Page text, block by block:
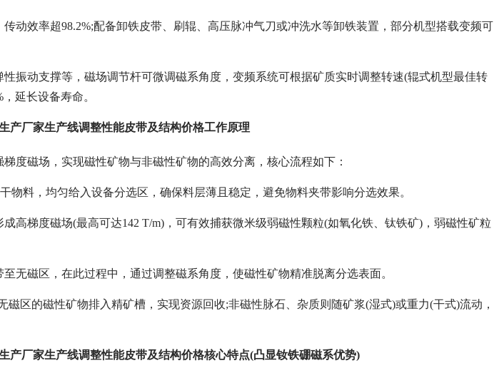
动效率超98.2%;配备卸铁皮带、刷辊、高压脉冲气刀或冲洗水等卸铁装置，部分机型搭载变频可
振动支撑等，磁场调节杆可微调磁系角度，变频系统可根据矿质实时调整转速(辊式机型最佳转
延长设备寿命。
产厂家生产线调整性能皮带及结构价格工作原理
度磁场，实现磁性矿物与非磁性矿物的高效分离，核心流程如下：
物料，均匀给入设备分选区，确保料层薄且稳定，避免物料夹带影响分选效果。
高梯度磁场(最高可达142 T/m)，可有效捕获微米级弱磁性颗粒(如氧化铁、钛铁矿)，弱磁性矿粒
无磁区，在此过程中，通过调整磁系角度，使磁性矿物精准脱离分选表面。
区的磁性矿物排入精矿槽，实现资源回收;非磁性脉石、杂质则随矿浆(湿式)或重力(干式)流动，
产厂家生产线调整性能皮带及结构价格核心特点(凸显钕铁硼磁系优势)